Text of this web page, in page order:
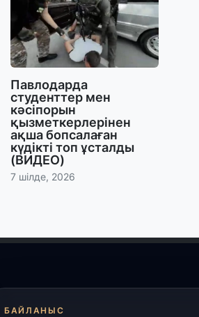
Павлодарда
студенттер мен
кәсіпорын
қызметкерлерінен
ақша бопсалаған
күдікті топ ұсталды
(ВИДЕО)
7 шілде, 2026
БАЙЛАНЫС